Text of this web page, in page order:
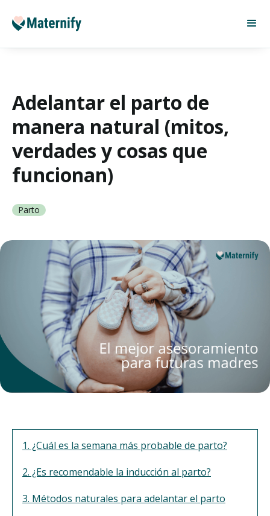
Adelantar el parto de
manera natural (mitos,
verdades y cosas que
funcionan)
Parto
1. ¿Cuál es la semana más probable de parto?
2. ¿Es recomendable la inducción al parto?
3. Métodos naturales para adelantar el parto